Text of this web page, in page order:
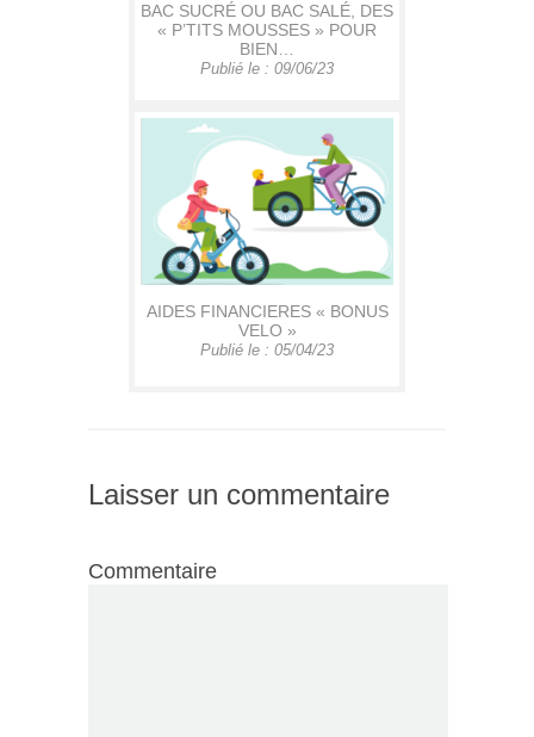
BAC SUCRÉ OU BAC SALÉ, DES
« P’TITS MOUSSES » POUR
BIEN…
Publié le : 09/06/23
AIDES FINANCIERES « BONUS
VELO »
Publié le : 05/04/23
Laisser un commentaire
Commentaire